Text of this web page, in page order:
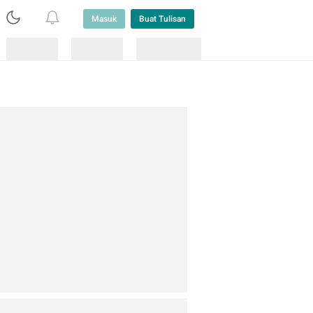
Masuk Buat Tulisan